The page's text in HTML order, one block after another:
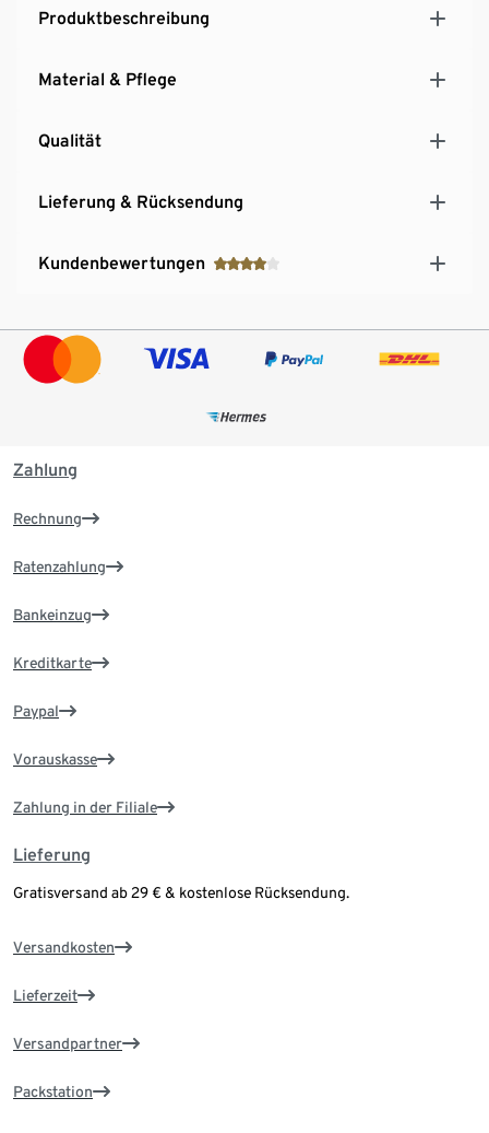
Produktbeschreibung
Material & Pflege
Qualität
Lieferung & Rücksendung
Kundenbewertungen
Zahlung
Rechnung
Ratenzahlung
Bankeinzug
Kreditkarte
Paypal
Vorauskasse
Zahlung in der Filiale
Lieferung
Gratisversand ab 29 € & kostenlose Rücksendung.
Versandkosten
Lieferzeit
Versandpartner
Packstation